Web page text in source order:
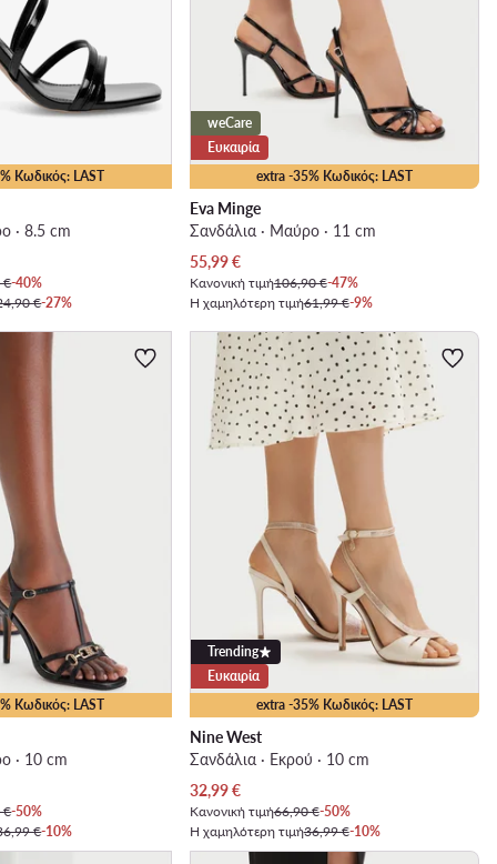
Κωδικός: LAST
· 8.5 cm
€-40%
€-27%
extra -35% Κωδικός: LAST
weCare
Ευκαιρία
Eva Minge
Σανδάλια · Μαύρο · 11 cm
Τρέχουσα τιμή
55,99€
Κανονική τιμή106,90 €-47%
Η χαμηλότερη τιμή61,99 €-9%
Κωδικός: LAST
· 10 cm
€-50%
€-10%
extra -35% Κωδικός: LAST
Trending
Ευκαιρία
Nine West
Σανδάλια · Εκρού · 10 cm
Τρέχουσα τιμή
32,99€
Κανονική τιμή66,90 €-50%
Η χαμηλότερη τιμή36,99 €-10%